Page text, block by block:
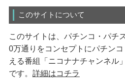
このサイトについて
このサイトは、パチンコ・パチ
0万通りをコンセプトにパチン
える番組「ニコナナチャンネル
です。 詳細はコチラ